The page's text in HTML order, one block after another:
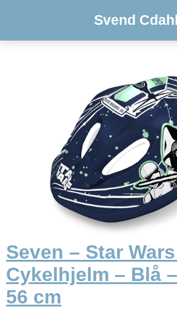
Svend Cdahl
Seven – Star
Cykelhjelm – Blå
56 cm